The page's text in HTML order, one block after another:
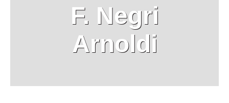
F. Negri
Arnoldi